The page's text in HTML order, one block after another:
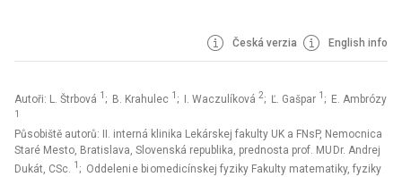
Česká verzia English info
Autoři: L. Štrbová 1 ; B. Krahulec 1 ; I. Waczulíková 2; Ľ. Gašpar 1 ; E. Ambrózy
1
Působiště autorů: II. interná klinika Lekárskej fakulty UK a FNsP, Nemocnica
Staré Mesto, Bratislava, Slovenská republika, prednosta prof. MU Dr. Andrej
Dukát, CSc. 1 ; Oddeleni e bi omedicínskej fyziky Fakulty matematiky, fyziky